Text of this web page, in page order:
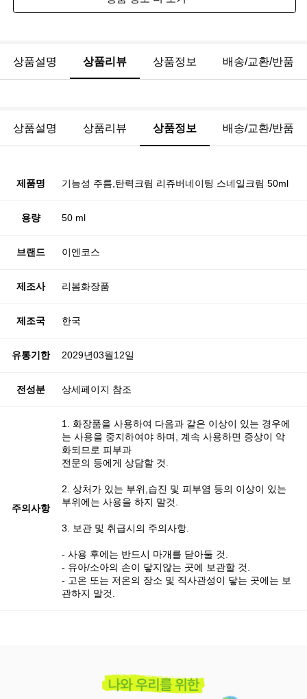
상품설명 상품리뷰 상품정보 배송/교환/반품
상품설명 상품리뷰 상품정보 배송/교환/반품
제품명 기능성 주름,탄력크림 리쥬버네이팅 스네일크림 50ml
용량 50 ml
브랜드 이엔코스
제조사 리봄화장품
제조국 한국
유통기한 2029년03월12일
전성분 상세페이지 참조
주의사항
1. 화장품을 사용하여 다음과 같은 이상이 있는 경우에
는 사용을 중지하여야 하며, 계속 사용하면 증상이 악
화되므로 피부과
전문의 등에게 상담할 것.
2. 상처가 있는 부위,습진 및 피부염 등의 이상이 있는
부위에는 사용을 하지 말것.
3. 보관 및 취급시의 주의사항.
- 사용 후에는 반드시 마개를 닫아둘 것.
- 유아/소아의 손이 닿지않는 곳에 보관할 것.
- 고온 또는 저온의 장소 및 직사관성이 닿는 곳에는 보
관하지 말것.